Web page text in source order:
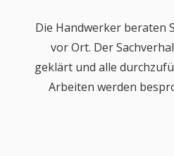
Die Handwerker beraten
vor Ort. Der
geklärt und alle
Arbeiten werden